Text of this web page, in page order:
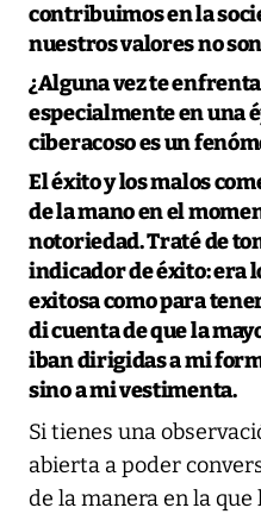
contribuimos en la
nuestros valores no
¿Alguna vez te
especialmente en una
ciberacoso es un
El éxito y los malos
de la mano en el
notoriedad. Traté de
indicador de éxito: era
exitosa como para
di cuenta de que la
iban dirigidas a mi
sino a mi vestimenta.
Si tienes una
abierta a poder
de la manera en la